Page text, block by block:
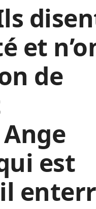
et
de
est